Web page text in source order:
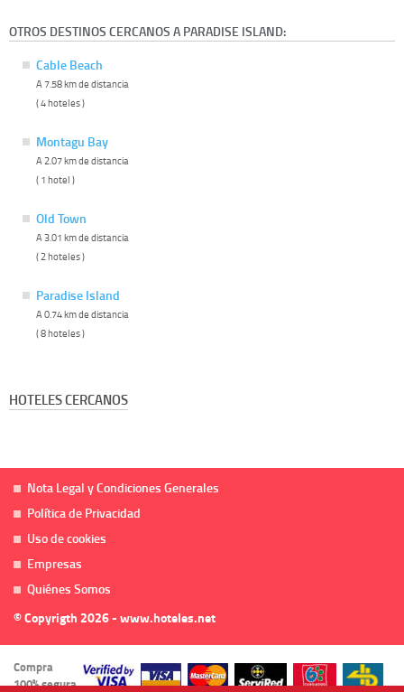
OTROS DESTINOS CERCANOS A PARADISE ISLAND:
Cable Beach
A 7.58 km de distancia
( 4 hoteles )
Montagu Bay
A 2.07 km de distancia
( 1 hotel )
Old Town
A 3.01 km de distancia
( 2 hoteles )
Paradise Island
A 0.74 km de distancia
( 8 hoteles )
HOTELES CERCANOS
Nota Legal y Condiciones Generales
Política de Privacidad
Uso de cookies
Empresas
Quiénes Somos
© Copyrigth 2026 - www.hoteles.net
Compra
100% segura